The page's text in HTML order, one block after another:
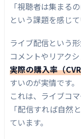
視聴と購入
見るだけで
購入までの
商品説明が
購入導線が
購入を後回
配信の目的
「視聴者は集まる
という課題を感じ
ライブ配信という形
コメントやリアク
実際の購入率（
すいのが実情です。
これは、ライブコ
「配信すれば自然
ています。